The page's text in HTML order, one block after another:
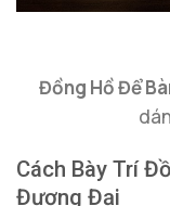
Đồng Hồ Để
Cách Bày Trí
Đương Đại